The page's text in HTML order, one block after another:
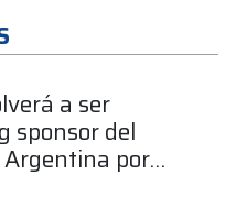
a ser
sponsor del
Argentina por